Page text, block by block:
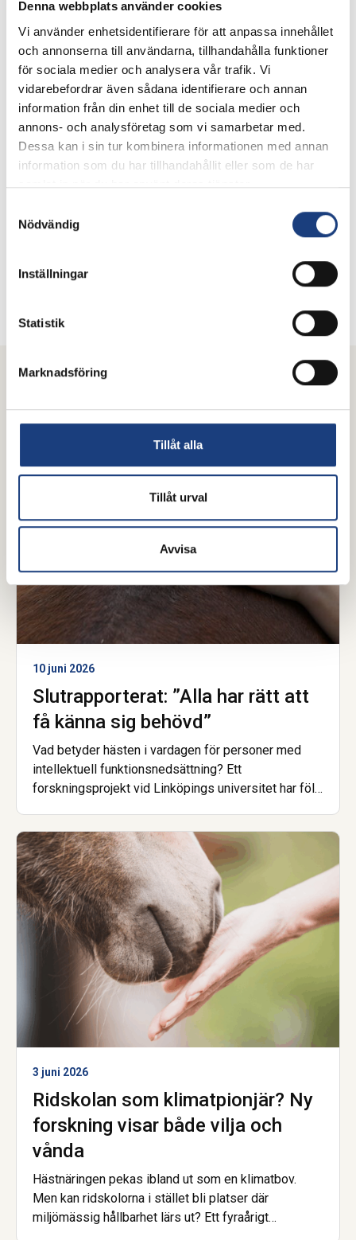
Denna webbplats använder cookies
Vi använder enhetsidentifierare för att anpassa innehållet
och annonserna till användarna, tillhandahålla funktioner
för sociala medier och analysera vår trafik. Vi
vidarebefordrar även sådana identifierare och annan
information från din enhet till de sociala medier och
annons- och analysföretag som vi samarbetar med.
Dessa kan i sin tur kombinera informationen med annan
information som du har tillhandahållit eller som de har
samlat in när du har använt deras tjänster.
Nödvändig
Inställningar
Statistik
Marknadsföring
Tillåt alla
Tillåt urval
Avvisa
svårare att hantera när de ska skos.
Nya åtgärdar
Forskarna varnar för att utan arbetsmiljöförbättrande
åtgärder för såväl manliga som kvinnliga hovslagare, finns
det risk att många lämnar yrket i förtid på grund av den
belastande arbetsmiljön. De påpekar även vikten att ur ett
jämställdshetsperspektiv även betrakta kvinnors fysiska
förutsättningar i det arbetsmiljöförbättrande arbetet.
Forskarna rekommenderar starkt att säkerhetsåtgärder tas
för att undvika skador som att till exempel använda
hörselskydd eller skyddsglasögon, justera arbetshöjden
på städet och använda hjälpmedel vid skoning.
stora och att både hästägarna och hovslagarna kan arbeta
förebyggande så att skaderisken minskas.
Mer från Stiftelsen Hästforskning
10 juni 2026
Slutrapporterat: ”Alla har rätt att
få känna sig behövd”
Vad betyder hästen i vardagen för personer med
intellektuell funktionsnedsättning? Ett
forskningsprojekt vid Linköpings universitet har följt
delaktighet och en känsla av att vara behövd, men
det räcker inte att hästarna bara finns där.
3 juni 2026
Ridskolan som klimatpionjär? Ny
forskning visar både vilja och
vånda
Hästnäringen pekas ibland ut som en klimatbov.
Men kan ridskolorna i stället bli platser där
miljömässig hållbarhet lärs ut? Ett fyraårigt